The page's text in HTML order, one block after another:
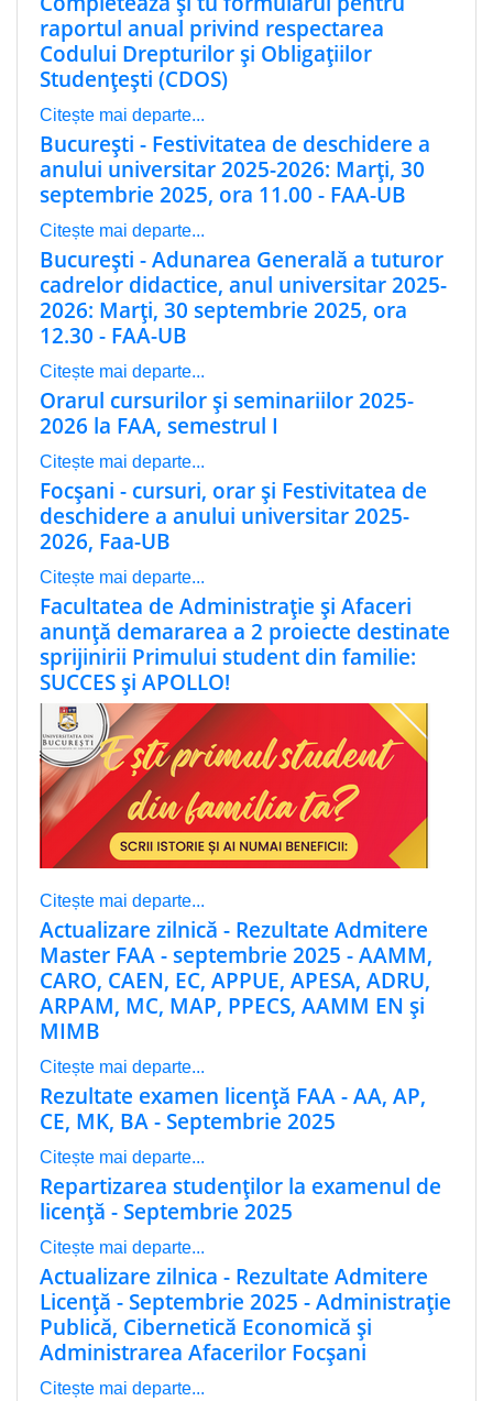
raportul anual privind respectarea
Codului Drepturilor și Obligațiilor
Studențești (CDOS)
Citește mai departe...
București - Festivitatea de deschidere a
anului universitar 2025-2026: Marți, 30
septembrie 2025, ora 11.00 - FAA-UB
Citește mai departe...
București - Adunarea Generală a tuturor
cadrelor didactice, anul universitar 2025-
2026: Marți, 30 septembrie 2025, ora
12.30 - FAA-UB
Citește mai departe...
Orarul cursurilor și seminariilor 2025-
2026 la FAA, semestrul I
Citește mai departe...
Focșani - cursuri, orar și Festivitatea de
deschidere a anului universitar 2025-
2026, Faa-UB
Citește mai departe...
Facultatea de Administrație și Afaceri
anunță demararea a 2 proiecte destinate
sprijinirii Primului student din familie:
SUCCES și APOLLO!
Citește mai departe...
Actualizare zilnică - Rezultate Admitere
Master FAA - septembrie 2025 - AAMM,
CARO, CAEN, EC, APPUE, APESA, ADRU,
ARPAM, MC, MAP, PPECS, AAMM EN și
MIMB
Citește mai departe...
Rezultate examen licenţă FAA - AA, AP,
CE, MK, BA - Septembrie 2025
Citește mai departe...
Repartizarea studenţilor la examenul de
licenţă - Septembrie 2025
Citește mai departe...
Actualizare zilnica - Rezultate Admitere
Licenţă - Septembrie 2025 - Administraţie
Publică, Cibernetică Economică și
Administrarea Afacerilor Focșani
Citește mai departe...